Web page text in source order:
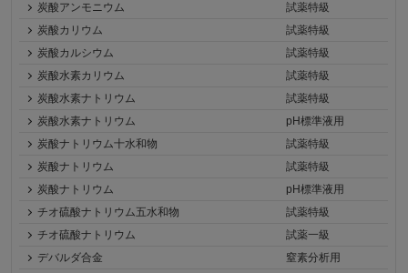
炭酸アンモニウム
試薬特級
炭酸カリウム
試薬特級
炭酸カルシウム
試薬特級
炭酸水素カリウム
試薬特級
炭酸水素ナトリウム
試薬特級
炭酸水素ナトリウム
pH標準液用
炭酸ナトリウム十水和物
試薬特級
炭酸ナトリウム
試薬特級
炭酸ナトリウム
pH標準液用
チオ硫酸ナトリウム五水和物
試薬特級
チオ硫酸ナトリウム
試薬一級
デバルダ合金
窒素分析用